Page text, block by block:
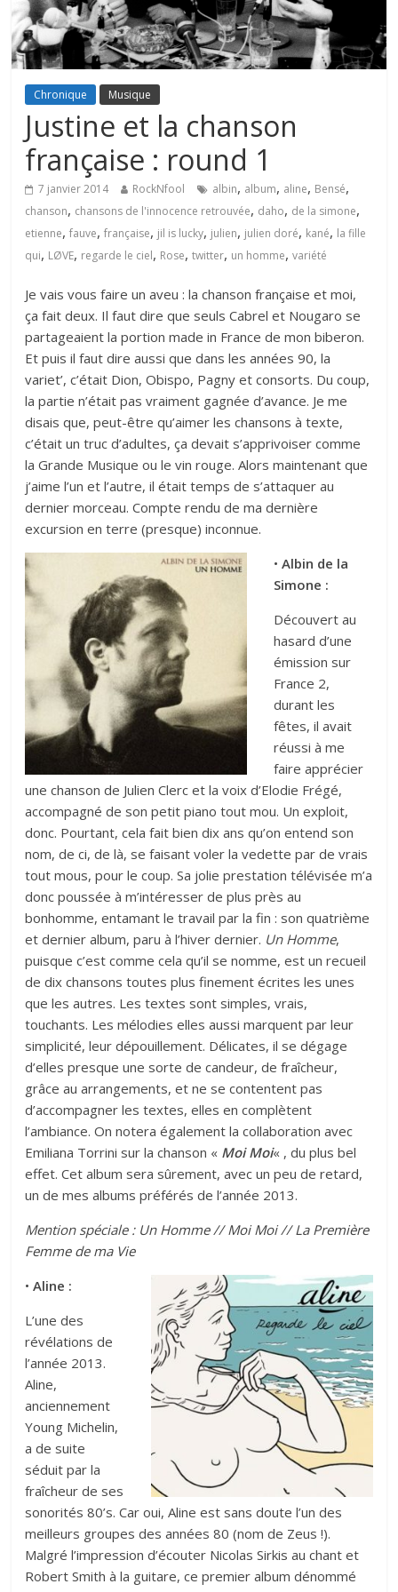
Chronique Musique
Justine et la chanson
française : round 1
7 janvier 2014 RockNfool albin, album, aline, Bensé,
chanson, chansons de l'innocence retrouvée, daho, de la simone,
etienne,fauve,française, jil is lucky, julien, julien doré, kané, la fille
qui, LØVE, regarde le ciel, Rose,twitter, un homme,variété
Je vais vous faire un aveu : la chanson française et moi,
ça fait deux. Il faut dire que seuls Cabrel et Nougaro se
partageaient la portion made in France de mon biberon.
Et puis il faut dire aussi que dans les années 90, la
variet’, c’était Dion, Obispo, Pagny et consorts. Du coup,
la partie n’était pas vraiment gagnée d’avance. Je me
disais que, peut-être qu’aimer les chansons à texte,
c’était un truc d’adultes, ça devait s’apprivoiser comme
la Grande Musique ou le vin rouge. Alors maintenant que
j’aime l’un et l’autre, il était temps de s’attaquer au
dernier morceau. Compte rendu de ma dernière
excursion en terre (presque) inconnue.
•Albin de la
Simone :
Découvert au
hasard d’une
émission sur
France 2,
durant les
fêtes, il avait
réussi à me
faire apprécier
une chanson de Julien Clerc et la voix d’Elodie Frégé,
accompagné de son petit piano tout mou. Un exploit,
donc. Pourtant, cela fait bien dix ans qu’on entend son
nom, de ci, de là, se faisant voler la vedette par de vrais
tout mous, pour le coup. Sa jolie prestation télévisée m’a
donc poussée à m’intéresser de plus près au
bonhomme, entamant le travail par la fin : son quatrième
et dernier album, paru à l’hiver dernier. Un Homme,
puisque c’est comme cela qu’il se nomme, est un recueil
de dix chansons toutes plus finement écrites les unes
que les autres. Les textes sont simples, vrais,
touchants. Les mélodies elles aussi marquent par leur
simplicité, leur dépouillement. Délicates, il se dégage
d’elles presque une sorte de candeur, de fraîcheur,
grâce au arrangements, et ne se contentent pas
d’accompagner les textes, elles en complètent
l’ambiance. On notera également la collaboration avec
Emiliana Torrini sur la chanson « MoiMoi« , du plus bel
effet. Cet album sera sûrement, avec un peu de retard,
un de mes albums préférés de l’année 2013.
Mention spéciale : Un Homme//Moi Moi //La Première
Femme de ma Vie
•Aline :
L’une des
révélations de
l’année 2013.
Aline,
anciennement
Young Michelin,
a de suite
séduit par la
fraîcheur de ses
sonorités 80’s. Car oui, Aline est sans doute l’un des
meilleurs groupes des années 80 (nom de Zeus !).
Malgré l’impression d’écouter Nicolas Sirkis au chant et
Robert Smith à la guitare, ce premier album dénommé